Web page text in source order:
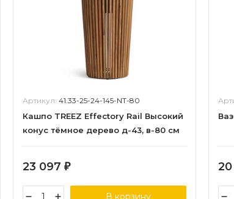
Артикул: 41.33-25-24-145-NT-80
Кашпо TREEZ Effectory Rail Высокий
конус тёмное дерево д-43, в-80 см
23 097 ₽
В корзину